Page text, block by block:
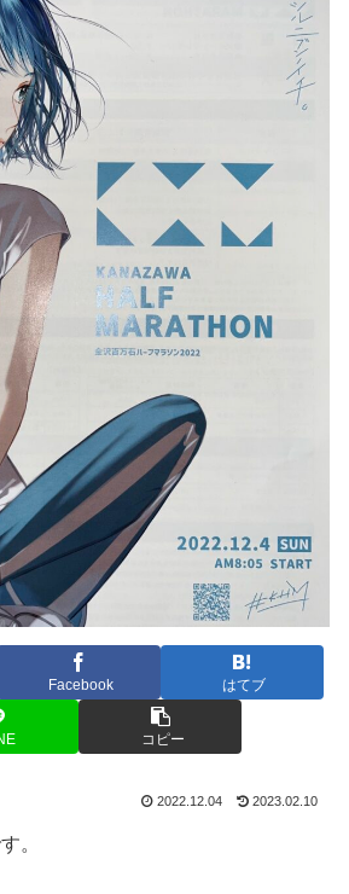
Facebook はてブ
コピー
2022.12.04 2023.02.10
。